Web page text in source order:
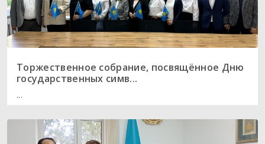
Торжественное собрание, посвящённое Дню
государственных симв...
...